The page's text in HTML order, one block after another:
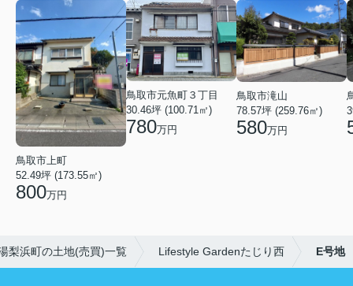
鳥取市上町
52.49坪 (173.55㎡)
800万円
鳥取市元魚町３丁目
30.46坪 (100.71㎡)
780万円
鳥取市滝山
78.57坪 (259.76㎡)
580万円
梨浜町の土地(売買)一覧 Lifestyle Gardenたじり西 E号地